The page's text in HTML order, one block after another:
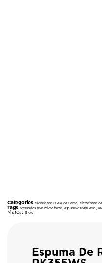
Categories Micrófonos Cuello de Ganso ,Micrófonos de
Tags accesorios para microfonos,espuma de repuesto
Marca: Shure
Espuma De